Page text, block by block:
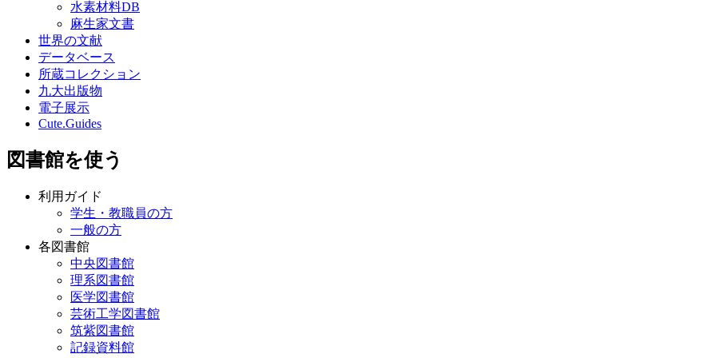
水素材料DB
麻生家文書
世界の文献
データベース
所蔵コレクション
九大出版物
電子展示
Cute.Guides
図書館を使う
利用ガイド
学生・教職員の方
一般の方
各図書館
中央図書館
理系図書館
医学図書館
芸術工学図書館
筑紫図書館
記録資料館